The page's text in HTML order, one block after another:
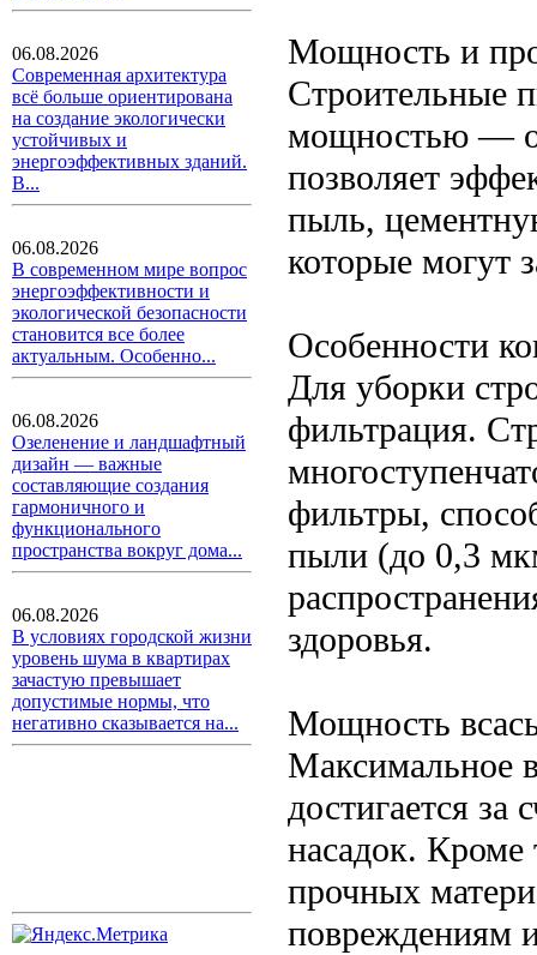
06.08.2026
Современная архитектура
всё больше ориентирована
на создание экологически
устойчивых и
энергоэффективных зданий.
В...
06.08.2026
В современном мире вопрос
энергоэффективности и
экологической безопасности
становится все более
актуальным. Особенно...
06.08.2026
Озеленение и ландшафтный
дизайн — важные
составляющие создания
гармоничного и
функционального
пространства вокруг дома...
06.08.2026
В условиях городской жизни
уровень шума в квартирах
зачастую превышает
допустимые нормы, что
негативно сказывается на...
Мощность и
Строительные
мощностью —
позволяет
пыль,
которые могут
Особенности
Для уборки
фильтрация.
фильтры,
пыли (до 0,3
здоровья.
Мощность
Максимальное
достигается за
насадок. Кроме
прочных
повреждениям